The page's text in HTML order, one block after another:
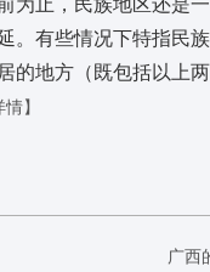
为止，民族地区还是
。有些情况下特指民
的地方（既包括以上
情】
广西